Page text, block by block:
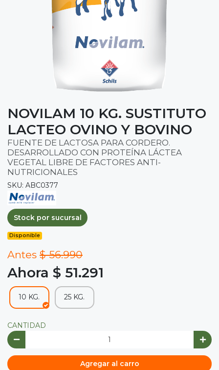
NOVILAM 10 KG. SUSTITUTO
LACTEO OVINO Y BOVINO
FUENTE DE LACTOSA PARA CORDERO.
DESARROLLADO CON PROTEÍNA LÁCTEA
VEGETAL LIBRE DE FACTORES ANTI-
NUTRICIONALES
SKU: ABC0377
Stock por sucursal
Disponible
Antes $ 56.990
Ahora $ 51.291
10 KG. 25 KG.
CANTIDAD
Agregar al carro